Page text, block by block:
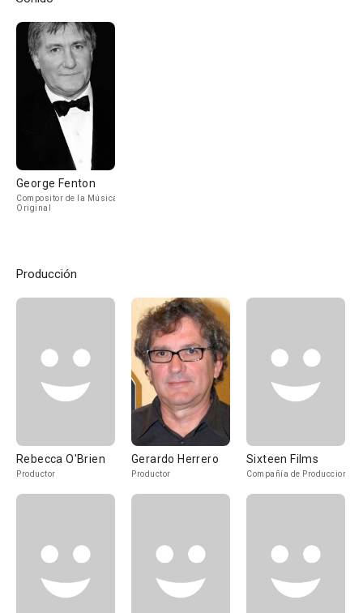
George Fenton
Compositor de la Música
Original
Producción
Rebecca O'Brien
Productor
Gerardo Herrero
Productor
Sixteen Films
Compañía de Produccion